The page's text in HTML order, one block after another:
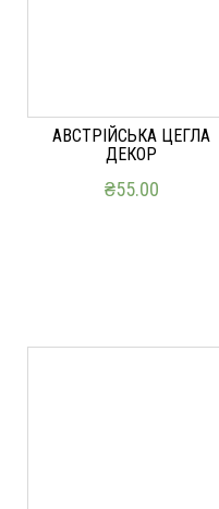
АВСТРІЙСЬКА ЦЕГЛА
ДЕКОР
₴55.00